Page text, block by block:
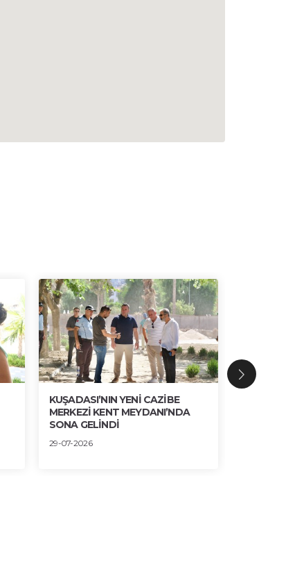
KUŞADASI’NIN YENİ CAZİBE
MERKEZİ KENT MEYDANI’NDA
SONA GELİNDİ
29-07-2026